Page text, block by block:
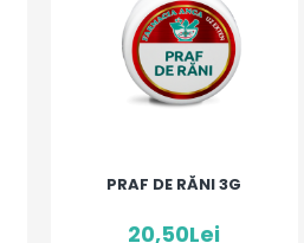
PRAF DE RĂNI 3G
20,50Lei